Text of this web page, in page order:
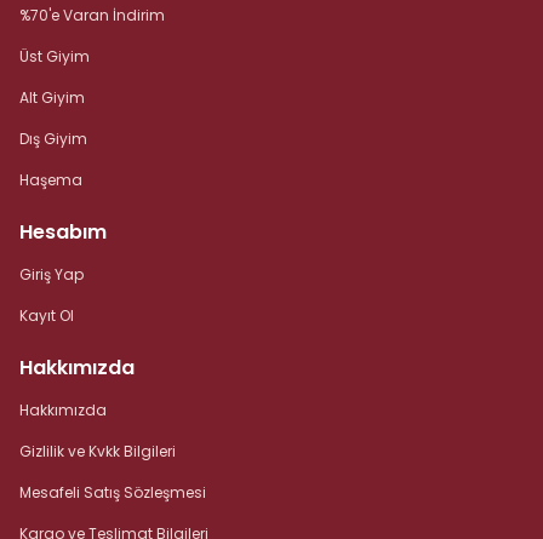
%70'e Varan İndirim
Üst Giyim
Alt Giyim
Dış Giyim
Haşema
Hesabım
Giriş Yap
Kayıt Ol
Hakkımızda
Hakkımızda
Gizlilik ve Kvkk Bilgileri
Mesafeli Satış Sözleşmesi
Kargo ve Teslimat Bilgileri